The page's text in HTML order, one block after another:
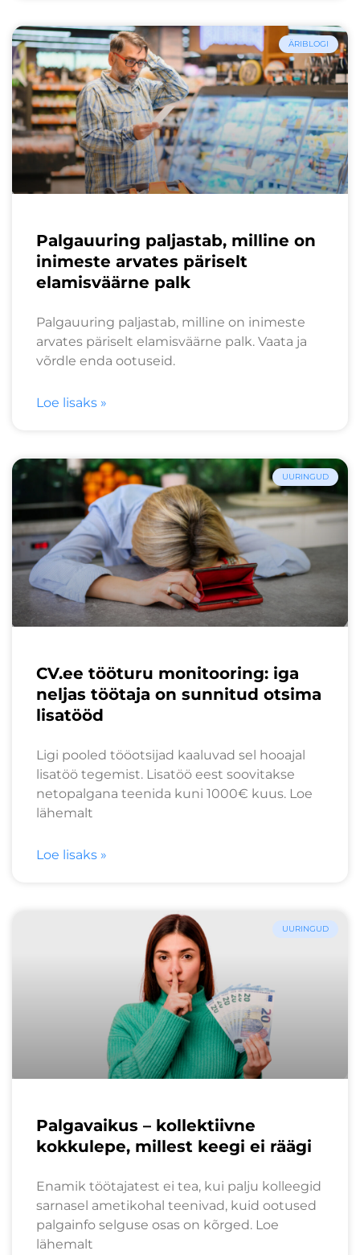
ÄRIBLOGI
Palgauuring paljastab, milline on
inimeste arvates päriselt
elamisväärne palk
Palgauuring paljastab, milline on inimeste
arvates päriselt elamisväärne palk. Vaata ja
võrdle enda ootuseid.
Loe lisaks »
UURINGUD
CV.ee tööturu monitooring: iga
neljas töötaja on sunnitud otsima
lisatööd
Ligi pooled tööotsijad kaaluvad sel hooajal
lisatöö tegemist. Lisatöö eest soovitakse
netopalgana teenida kuni 1000€ kuus. Loe
lähemalt
Loe lisaks »
UURINGUD
Palgavaikus – kollektiivne
kokkulepe, millest keegi ei räägi
Enamik töötajatest ei tea, kui palju kolleegid
sarnasel ametikohal teenivad, kuid ootused
palgainfo selguse osas on kõrged. Loe
lähemalt